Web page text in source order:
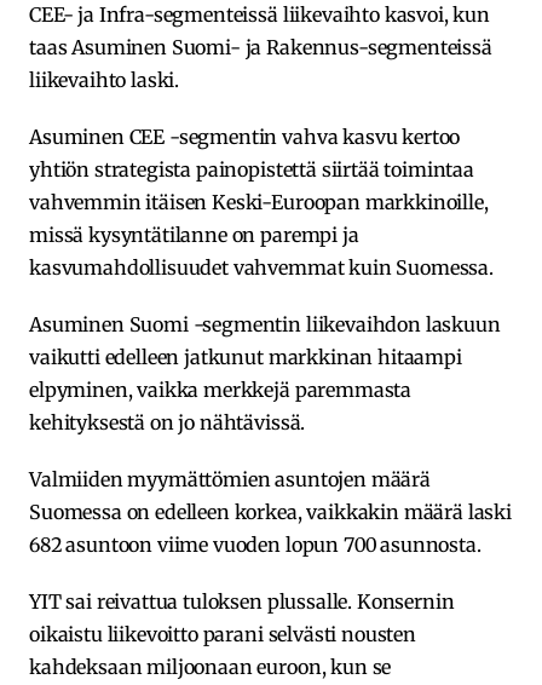
CEE- ja Infra-segmenteissä liikevaihto kasvoi, kun
taas Asuminen Suomi- ja Rakennus-segmenteissä
liikevaihto laski.
Asuminen CEE -segmentin vahva kasvu kertoo
yhtiön strategista painopistettä siirtää toimintaa
vahvemmin itäisen Keski-Euroopan markkinoille,
missä kysyntätilanne on parempi ja
kasvumahdollisuudet vahvemmat kuin Suomessa.
Asuminen Suomi -segmentin liikevaihdon laskuun
vaikutti edelleen jatkunut markkinan hitaampi
elpyminen, vaikka merkkejä paremmasta
kehityksestä on jo nähtävissä.
Valmiiden myymättömien asuntojen määrä
Suomessa on edelleen korkea, vaikkakin määrä laski
682 asuntoon viime vuoden lopun 700 asunnosta.
YIT sai reivattua tuloksen plussalle. Konsernin
oikaistu liikevoitto parani selvästi nousten
kahdeksaan miljoonaan euroon, kun se